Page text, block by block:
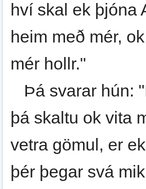
hví skal ek þjóna
heim með mér,
mér hollr."
Þá svarar hún:
þá skaltu ok vita
vetra gömul, er
þér þegar svá